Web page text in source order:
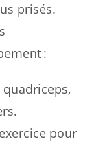
prisés.
:
pour